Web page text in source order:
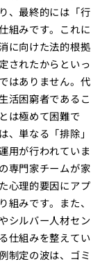
、最終的には「行
組みです。これに
に向けた法的根拠
されたからといっ
はありません。代
活困窮者であるこ
は極めて困難で
、単なる「排除」
用が行われていま
専門家チームが家
心理的要因にアプ
組みです。また、
シルバー人材セン
仕組みを整えてい
制定の波は、ゴミ